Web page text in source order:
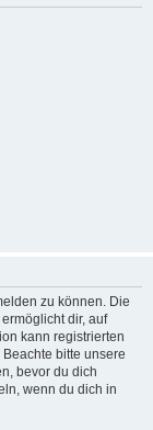
zu können. Die
dir, auf
kann registrierten
bitte unsere
bevor du dich
wenn du dich in